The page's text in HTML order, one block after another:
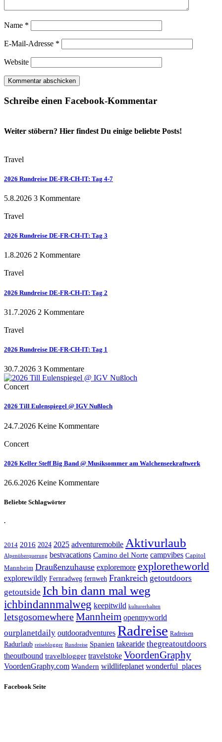
Name *
E-Mail-Adresse *
Website
Schreibe einen Facebook-Kommentar
Weiter stöbern? Hier findest Du einige beliebte Posts!
Travel
2026 Rundreise DE-FR-CH-IT: Tag 4-7
5.8.2026 3 Kommentare
Travel
2026 Rundreise DE-FR-CH-IT: Tag 3
1.8.2026 2 Kommentare
Travel
2026 Rundreise DE-FR-CH-IT: Tag 2
31.7.2026 2 Kommentare
Travel
2026 Rundreise DE-FR-CH-IT: Tag 1
30.7.2026 3 Kommentare
Concert
2026 Till Eulenspiegel @ IGV Nußloch
24.7.2026 Keine Kommentare
Concert
2026 Keller Steff Big Band @ Musiksommer am Walchenseekraftwerk
26.6.2026 Keine Kommentare
Beliebte Schlagwörter
.
2014 2016 2024 2025 adventuremobile Aktivurlaub
Alpenüberquerung bestvacations Camino del Norte campvibes Capitol
Mannheim Draußenzuhause exploremore exploretheworld
explorewildly Fernradweg fernweh Frankreich getoutdoors
getoutside Ich bin dann mal weg
ichbindannmalweg keepitwild kulturerhalten
letsgosomewhereMannheim openmyworld
ourplanetdaily outdooradventures Radreise Radreisen
Radurlaub reiseblogger Rundreise Spanien takearide thegreatoutdoors
theoutbound travelblogger travelstoke VoordenGraphy
VoordenGraphy.com Wandern wildlifeplanet wonderful_places
Facebook Seite